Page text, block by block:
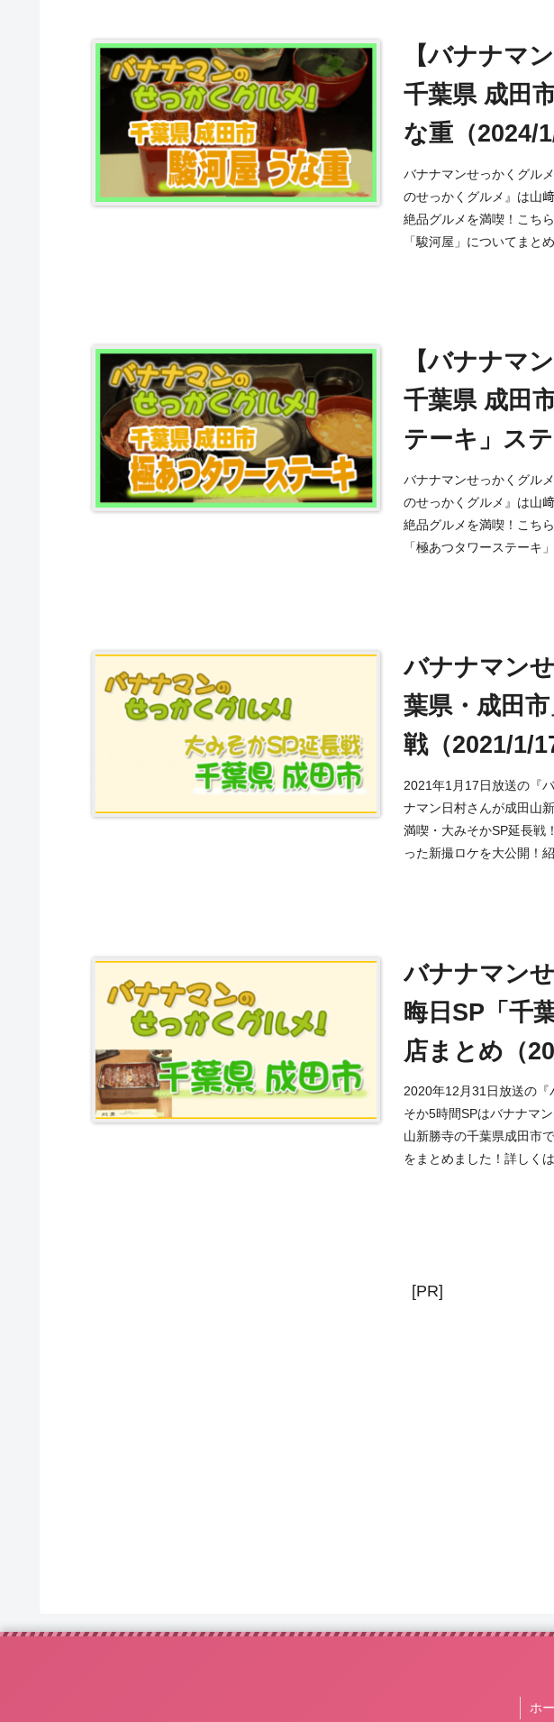
【バナナマ
千葉県 成田
な重（2024/1/
バナナマンせっかくグル
のせっかくグルメ』は山
絶品グルメを満喫！こち
「駿河屋」についてまと
【バナナマ
千葉県 成田
テーキ」ス
（2024/1/2）
バナナマンせっかくグル
のせっかくグルメ』は山
絶品グルメを満喫！こち
「極あつタワーステーキ
バナナマン
葉県・成田
戦（2021/1/
2021年1月17日放送の『
ナマン日村さんが成田山
満喫・大みそかSP延長戦
った新撮ロケを大公開！
バナナマン
晦日SP「千
店まとめ（
2020年12月31日放送の『
そか5時間SPはバナナマ
山新勝寺の千葉県成田市
をまとめました！詳しく
[PR]
ホ